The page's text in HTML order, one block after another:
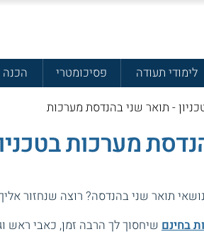
לימודי תעודה פסיכומטרי הכנה
- תואר שני בהנדסת מערכות
מערכות
תואר שני בהנדסה? רוצה שנחזור
בחינם שיחסוך לך הרבה זמן, כאבי ראש